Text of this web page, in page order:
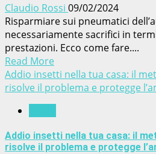
Claudio Rossi 09/02/2024
Risparmiare sui pneumatici
necessariamente sacrifici in
prestazioni. Ecco come fare....
Read More
Addio insetti nella tua casa: il
risolve il problema e protegge
Addio insetti nella tua casa: il
risolve il problema e protegge